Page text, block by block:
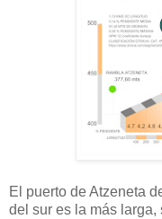
El puerto de Atzeneta
del sur es la más larga,